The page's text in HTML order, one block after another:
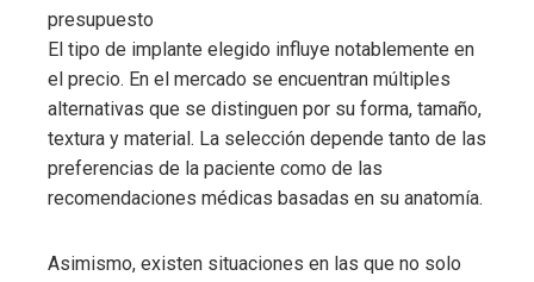
presupuesto
El tipo de implante elegido influye notablemente en
el precio. En el mercado se encuentran múltiples
alternativas que se distinguen por su forma, tamaño,
textura y material. La selección depende tanto de las
preferencias de la paciente como de las
recomendaciones médicas basadas en su anatomía.
Asimismo, existen situaciones en las que no solo